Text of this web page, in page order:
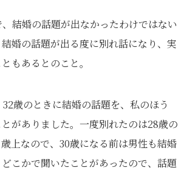
結婚の話題が出なかったわけではない
婚の話題が出る度に別れ話になり、実
もあるとのこと。
32歳のときに結婚の話題を、私のほう
がありました。一度別れたのは28歳の
上なので、30歳になる前は男性も結婚
こかで聞いたことがあったので、話題